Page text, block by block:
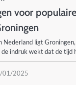
voor
Nederland ligt
de indruk wekt dat de tijd
01/2025